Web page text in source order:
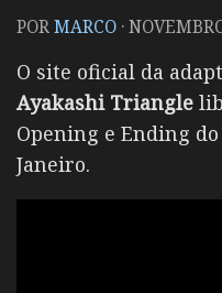
PORMARCO ·
O site oficial da
Ayakashi Triangle
Opening e Ending
Janeiro.